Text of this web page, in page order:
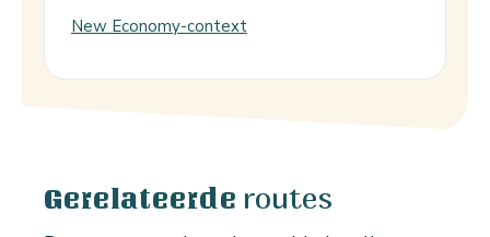
New Economy-context
Gerelateerde routes